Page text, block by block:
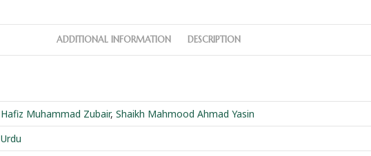
ADDITIONAL INFORMATION DESCRIPTION
Hafiz Muhammad Zubair,Shaikh Mahmood Ahmad Yasin
Urdu